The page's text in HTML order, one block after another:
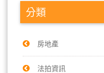
分類
房地產
法拍資訊